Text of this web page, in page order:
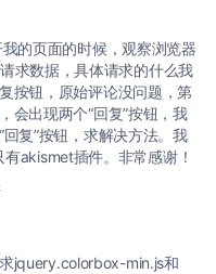
的页面的时候，观察浏览器
求数据，具体请求的什么我
按钮，原始评论没问题，第
会出现两个“回复”按钮，我
复”按钮，求解决方法。我
akismet插件。非常感谢！
jquery.colorbox-min.js和